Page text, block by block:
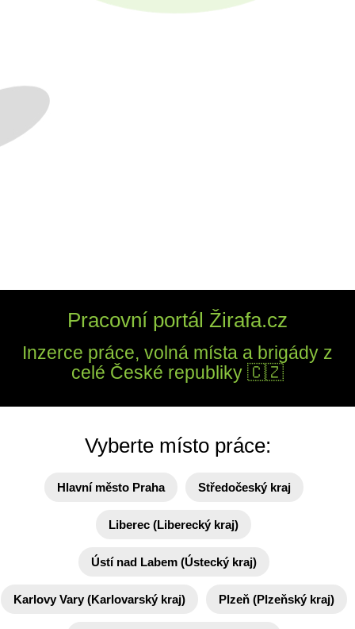
Pracovní portál Žirafa.cz
Inzerce práce, volná místa a brigády z
celé České republiky 🇨🇿
Vyberte místo práce:
Hlavní město Praha Středočeský kraj
Liberec (Liberecký kraj)
Ústí nad Labem (Ústecký kraj)
Karlovy Vary (Karlovarský kraj) Plzeň (Plzeňský kraj)